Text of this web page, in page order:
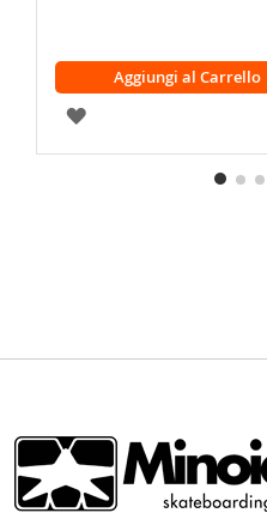
Aggiungi al Carrello
AGGIUNGI
ALLA